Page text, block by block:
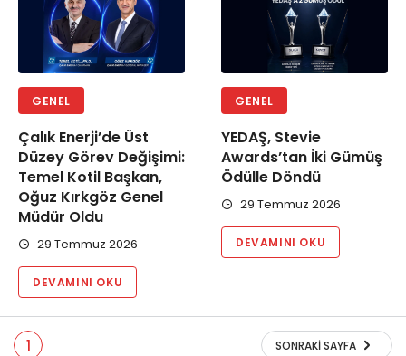
GENEL
Çalık Enerji’de Üst
Düzey Görev Değişimi:
Temel Kotil Başkan,
Oğuz Kırkgöz Genel
Müdür Oldu
29 Temmuz 2026
DEVAMINI OKU
GENEL
YEDAŞ, Stevie
Awards’tan İki Gümüş
Ödülle Döndü
29 Temmuz 2026
DEVAMINI OKU
1 SONRAKI SAYFA